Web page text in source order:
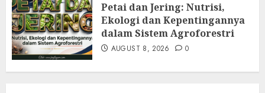
Petai dan Jering: Nutrisi,
Ekologi dan Kepentingannya
dalam Sistem Agroforestri
AUGUST 8, 2026 0